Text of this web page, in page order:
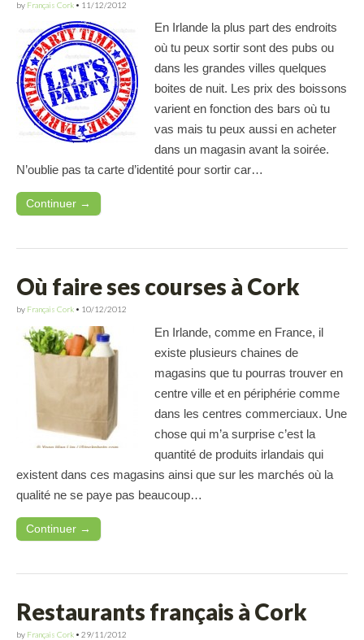
by Français Cork • 11/12/2012
En Irlande la plus part des endroits
où tu peux sortir sont des pubs ou
dans les grandes villes quelques
boites de nuit. Les prix des boissons
varient en fonction des bars où tu
vas mais tu peux aussi en acheter
dans un magasin avant la soirée.
N’oublie pas ta carte d’identité pour sortir car…
Continuer →
Où faire ses courses à Cork
by Français Cork • 10/12/2012
En Irlande, comme en France, il
existe plusieurs chaines de
magasins que tu pourras trouver en
centre ville et en périphérie comme
dans les centres commerciaux. Une
chose qui m’a surprise c’est la
quantité de produits irlandais qui
existent dans ces magasins ainsi que sur les marchés où la
qualité ne se paye pas beaucoup…
Continuer →
Restaurants français à Cork
by Français Cork • 29/11/2012